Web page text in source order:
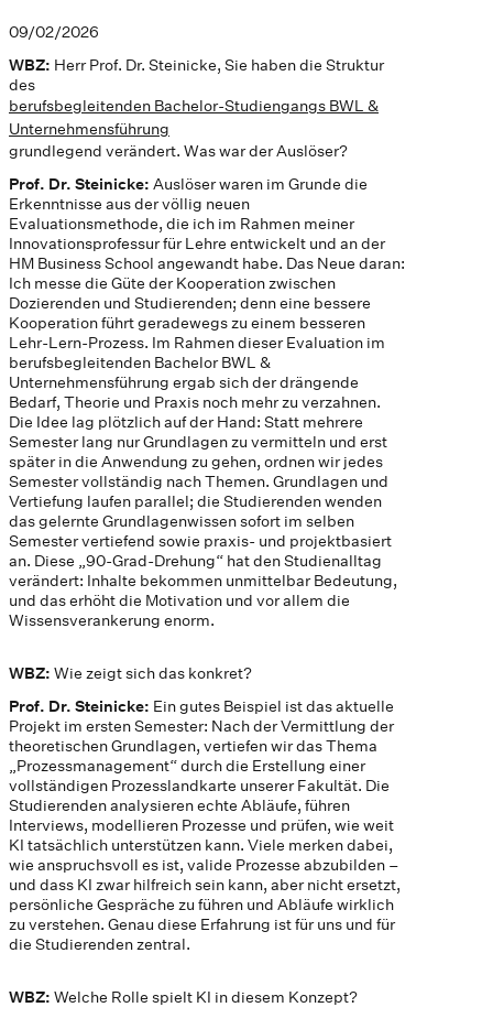
09/02/2026
WBZ: Herr Prof. Dr. Steinicke, Sie haben die Struktur
des
berufsbegleitenden Bachelor-Studiengangs BWL &
Unternehmensführung
grundlegend verändert. Was war der Auslöser?
Prof. Dr. Steinicke: Auslöser waren im Grunde die
Erkenntnisse aus der völlig neuen
Evaluationsmethode, die ich im Rahmen meiner
Innovationsprofessur für Lehre entwickelt und an der
HM Business School angewandt habe. Das Neue daran:
Ich messe die Güte der Kooperation zwischen
Dozierenden und Studierenden; denn eine bessere
Kooperation führt geradewegs zu einem besseren
Lehr-Lern-Prozess. Im Rahmen dieser Evaluation im
berufsbegleitenden Bachelor BWL &
Unternehmensführung ergab sich der drängende
Bedarf, Theorie und Praxis noch mehr zu verzahnen.
Die Idee lag plötzlich auf der Hand: Statt mehrere
Semester lang nur Grundlagen zu vermitteln und erst
später in die Anwendung zu gehen, ordnen wir jedes
Semester vollständig nach Themen. Grundlagen und
Vertiefung laufen parallel; die Studierenden wenden
das gelernte Grundlagenwissen sofort im selben
Semester vertiefend sowie praxis- und projektbasiert
an. Diese „90-Grad-Drehung“ hat den Studienalltag
verändert: Inhalte bekommen unmittelbar Bedeutung,
und das erhöht die Motivation und vor allem die
Wissensverankerung enorm.
WBZ: Wie zeigt sich das konkret?
Prof. Dr. Steinicke: Ein gutes Beispiel ist das aktuelle
Projekt im ersten Semester: Nach der Vermittlung der
theoretischen Grundlagen, vertiefen wir das Thema
„Prozessmanagement“ durch die Erstellung einer
vollständigen Prozesslandkarte unserer Fakultät. Die
Studierenden analysieren echte Abläufe, führen
Interviews, modellieren Prozesse und prüfen, wie weit
KI tatsächlich unterstützen kann. Viele merken dabei,
wie anspruchsvoll es ist, valide Prozesse abzubilden –
und dass KI zwar hilfreich sein kann, aber nicht ersetzt,
persönliche Gespräche zu führen und Abläufe wirklich
zu verstehen. Genau diese Erfahrung ist für uns und für
die Studierenden zentral.
WBZ: Welche Rolle spielt KI in diesem Konzept?